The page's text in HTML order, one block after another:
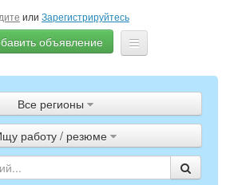
или Зарегистрируйтесь
объявление
Объявления
Полистать газету
Все регионы
работу / резюме